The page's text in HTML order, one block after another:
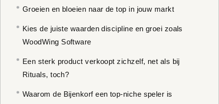
Groeien en bloeien naar de top in jouw markt
Kies de juiste waarden discipline en groei zoals
WoodWing Software
Een sterk product verkoopt zichzelf, net als bij
Rituals, toch?
Waarom de Bijenkorf een top-niche speler is